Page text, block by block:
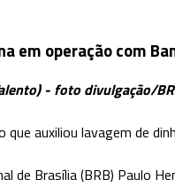
em operação com
- foto divulgação/
auxiliou lavagem de
Brasília (BRB) Paulo